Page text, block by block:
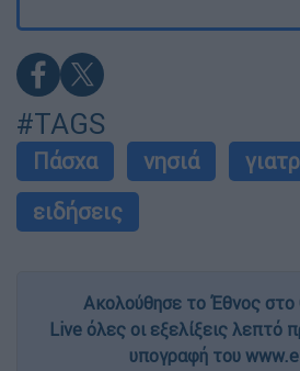
#TAGS
Πάσχα νησιά
ειδήσεις
Ακολούθησε το Έθνος στο
Live όλες οι εξελίξεις λεπτό
υπογραφή του